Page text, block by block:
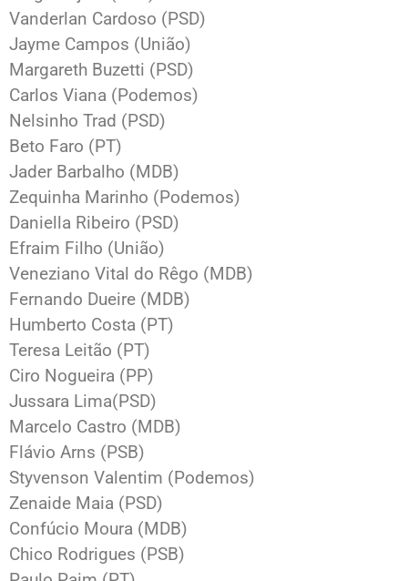
Vanderlan Cardoso (PSD)
Jayme Campos (União)
Margareth Buzetti (PSD)
Carlos Viana (Podemos)
Nelsinho Trad (PSD)
Beto Faro (PT)
Jader Barbalho (MDB)
Zequinha Marinho (Podemos)
Daniella Ribeiro (PSD)
Efraim Filho (União)
Veneziano Vital do Rêgo (MDB)
Fernando Dueire (MDB)
Humberto Costa (PT)
Teresa Leitão (PT)
Ciro Nogueira (PP)
Jussara Lima(PSD)
Marcelo Castro (MDB)
Flávio Arns (PSB)
Styvenson Valentim (Podemos)
Zenaide Maia (PSD)
Confúcio Moura (MDB)
Chico Rodrigues (PSB)